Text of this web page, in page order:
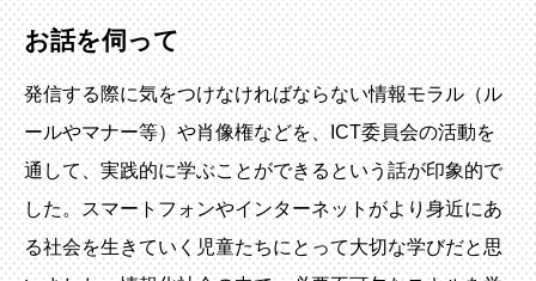
お話を伺って
発信する際に気をつけなければならない情報モラル（ル
ールやマナー等）や肖像権などを、ICT委員会の活動を
通して、実践的に学ぶことができるという話が印象的で
した。スマートフォンやインターネットがより身近にあ
る社会を生きていく児童たちにとって大切な学びだと思